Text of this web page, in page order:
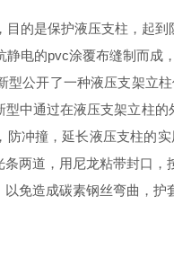
目的是保护液压支柱，起
静电的pvc涂覆布缝制而成
型公开了一种液压支架立
中通过在液压支架立柱
防冲撞，延长液压支柱的
两道，用尼龙粘带封口
免造成碳素钢丝弯曲，